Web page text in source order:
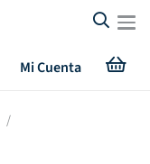
Mi Cuenta
/